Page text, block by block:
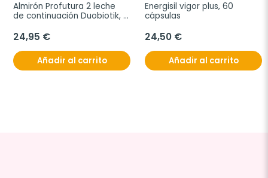
Almirón Profutura 2 leche
de continuación Duobiotik,
24,95 €
Añadir al carrito
Energisil vigor plus, 60
cápsulas
24,50 €
Añadir al carrito